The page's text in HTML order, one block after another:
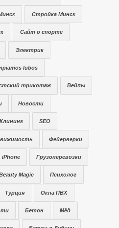
Стройка Минск
Сайт о спорте
Электрик
lubos
трикотаж Вейпы
Новости
Клининг SEO
Фейерверки
iPhone Грузоперевозки
Magic Психолог
Турция Окна ПВХ
Бетон Мёд